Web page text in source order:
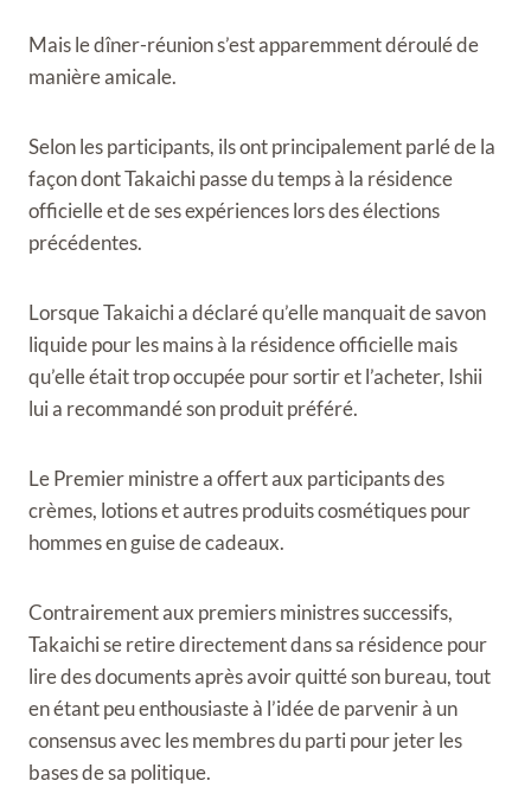
Mais le dîner-réunion s’est apparemment déroulé de
manière amicale.
Selon les participants, ils ont principalement parlé de la
façon dont Takaichi passe du temps à la résidence
officielle et de ses expériences lors des élections
précédentes.
Lorsque Takaichi a déclaré qu’elle manquait de savon
liquide pour les mains à la résidence officielle mais
qu’elle était trop occupée pour sortir et l’acheter, Ishii
lui a recommandé son produit préféré.
Le Premier ministre a offert aux participants des
crèmes, lotions et autres produits cosmétiques pour
hommes en guise de cadeaux.
Contrairement aux premiers ministres successifs,
Takaichi se retire directement dans sa résidence pour
lire des documents après avoir quitté son bureau, tout
en étant peu enthousiaste à l’idée de parvenir à un
consensus avec les membres du parti pour jeter les
bases de sa politique.